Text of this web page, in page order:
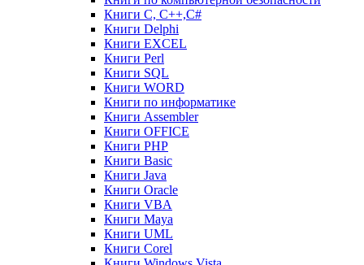
Книги C, C++,С#
Книги Delphi
Книги EXCEL
Книги Perl
Книги SQL
Книги WORD
Книги по информатике
Книги Assembler
Книги OFFICE
Книги PHP
Книги Basic
Книги Java
Книги Oracle
Книги VBA
Книги Maya
Книги UML
Книги Corel